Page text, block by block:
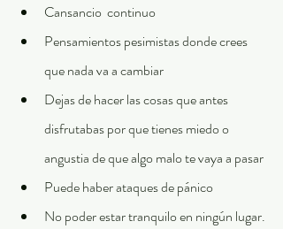
Cansancio  continuo
Pensamientos pesimistas donde crees
que nada va a cambiar
Dejas de hacer las cosas que antes
disfrutabas por que tienes miedo o
angustia de que algo malo te vaya a pasar
Puede haber ataques de pánico
No poder estar tranquilo en ningún lugar.